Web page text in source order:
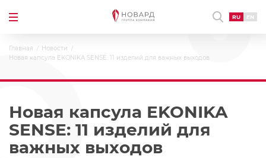
RU EN
Главная
Новости
Новая капсула EKONIKA SENSE: 11 изделий для важных выходов
Новая капсула EKONIKA
SENSE: 11 изделий для
важных выходов